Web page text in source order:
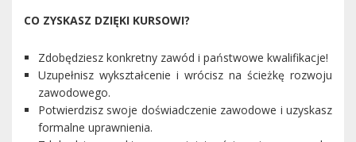
CO ZYSKASZ DZIĘKI KURSOWI?
Zdobędziesz konkretny zawód i państwowe kwalifikacje!
Uzupełnisz wykształcenie i wrócisz na ścieżkę rozwoju
zawodowego.
Potwierdzisz swoje doświadczenie zawodowe i uzyskasz
formalne uprawnienia.